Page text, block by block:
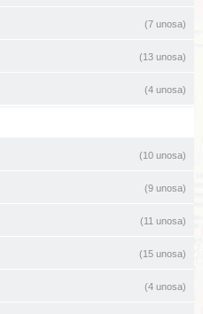
(7 unosa)
(13 unosa)
(4 unosa)
(10 unosa)
(9 unosa)
(11 unosa)
(15 unosa)
(4 unosa)